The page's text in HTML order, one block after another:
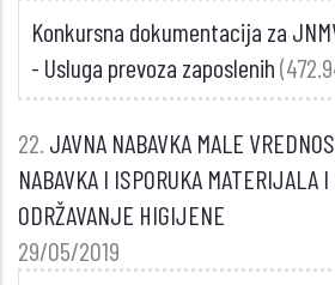
Konkursna dokumentacija za
- Usluga prevoza zaposlenih
22. JAVNA NABAVKA MALE
NABAVKA I ISPORUKA MATERIJALA
ODRŽAVANJE HIGIJENE
29/05/2019